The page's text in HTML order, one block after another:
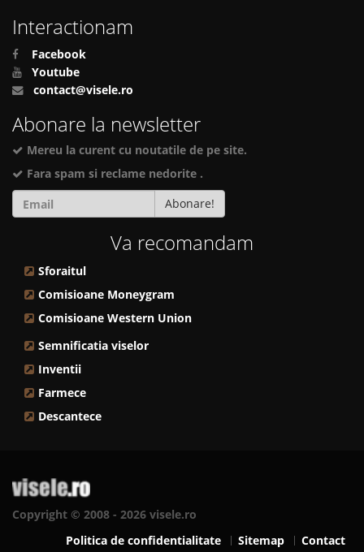
Interactionam
Facebook
Youtube
contact@visele.ro
Abonare la newsletter
Mereu la curent cu noutatile de pe site.
Fara spam si reclame nedorite .
Abonare!
Va recomandam
Sforaitul
Comisioane Moneygram
Comisioane Western Union
Semnificatia viselor
Inventii
Farmece
Descantece
Copyright © 2008 - 2026 visele.ro
Politica de confidentialitate
Sitemap Contact